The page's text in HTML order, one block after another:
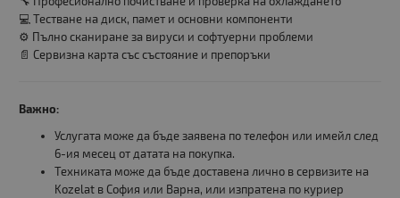
💻 Тестване на диск, памет и основни компоненти
⚙️ Пълно сканиране за вируси и софтуерни проблеми
📄 Сервизна карта със състояние и препоръки
Важно:
Услугата може да бъде заявена по телефон или имейл след
6-ия месец от датата на покупка.
Техниката може да бъде доставена лично в сервизите на
Kozelat в София или Варна, или изпратена по куриер